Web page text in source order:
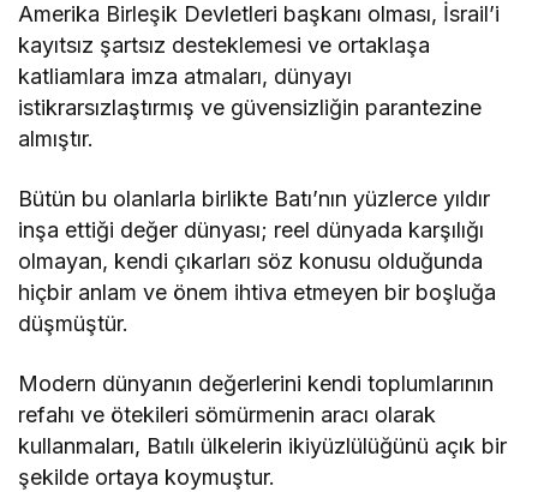
Amerika Birleşik Devletleri başkanı olması, İsrail’i
kayıtsız şartsız desteklemesi ve ortaklaşa
katliamlara imza atmaları, dünyayı
istikrarsızlaştırmış ve güvensizliğin parantezine
almıştır.
Bütün bu olanlarla birlikte Batı’nın yüzlerce yıldır
inşa ettiği değer dünyası; reel dünyada karşılığı
olmayan, kendi çıkarları söz konusu olduğunda
hiçbir anlam ve önem ihtiva etmeyen bir boşluğa
düşmüştür.
Modern dünyanın değerlerini kendi toplumlarının
refahı ve ötekileri sömürmenin aracı olarak
kullanmaları, Batılı ülkelerin ikiyüzlülüğünü açık bir
şekilde ortaya koymuştur.